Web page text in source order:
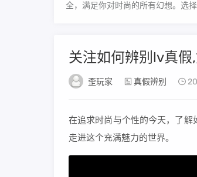
全，满足你对时尚的所有幻想。选
关注如何辨别lv真
歪玩家 真假辨别
在追求时尚与个性的今天，了
走进这个充满魅力的世界。